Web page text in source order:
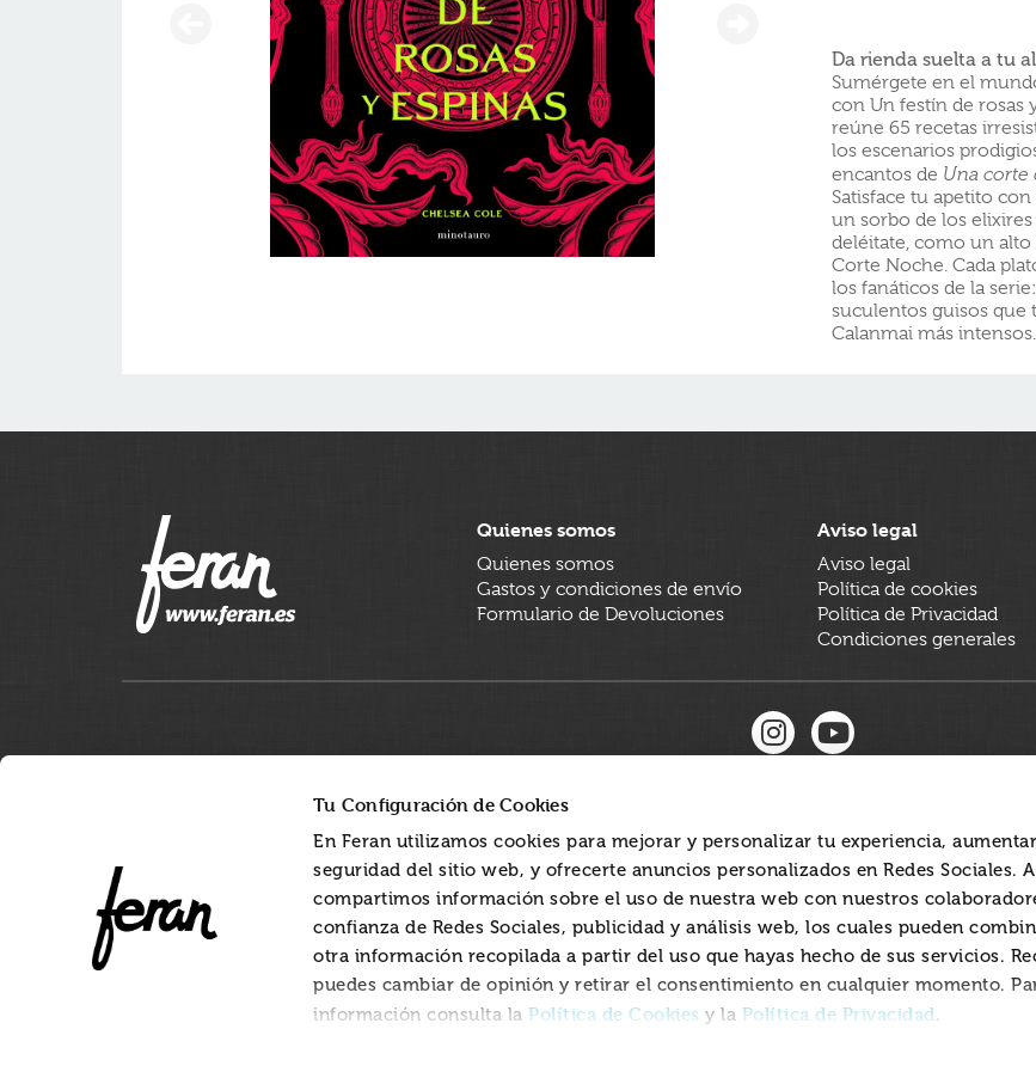
Tu Configuración de Cookies
En Feran utilizamos cookies para mejorar y personalizar tu experiencia,
seguridad del sitio web, y ofrecerte anuncios personalizados en Redes Sociales.
compartimos información sobre el uso de nuestra web con nuestros
confianza de Redes Sociales, publicidad y análisis web, los cuales pueden
otra información recopilada a partir del uso que hayas hecho de sus servicios.
puedes cambiar de opinión y retirar el consentimiento en cualquier momento.
información consulta laPolítica de Cookies y la Política de Privacidad.
Da rienda suelta a tu
Sumérgete en el
con Un festín de rosas
reúne 65 recetas
los escenarios
encantos de Una corte
Satisface tu apetito
un sorbo de los
deléitate, como un
Corte Noche. Cada
los fanáticos de la
suculentos guisos que
Calanmai más intensos.
Quienes somos
Quienes somos
Gastos y condiciones de envío
Formulario de Devoluciones
Aviso legal
Aviso legal
Política de cookies
Política de Privacidad
Condiciones generales